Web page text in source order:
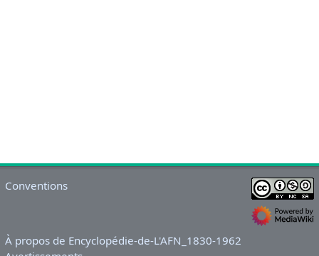
Conventions
À propos de Encyclopédie-de-L'AFN_1830-1962